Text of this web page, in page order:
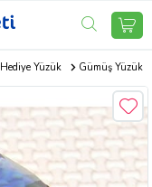
Hediye Yüzük Gümüş Yüzük